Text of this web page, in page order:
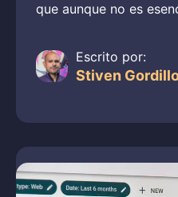
que aunque no es
Escrito por:
Stiven